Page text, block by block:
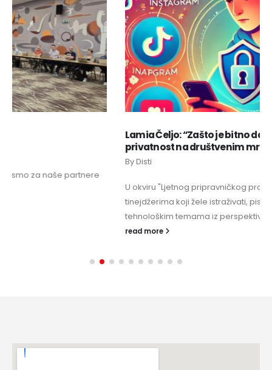
Lamia Čeljo: “Zašto je bitno da zašitite svoju
privatnost na društvenim mrežama?”
U okviru "Ljetnog pripravničkog programa namijenjenog
tinejdžerima koji žele istraživati, pisati i diskutovati o
tehnološkim temama iz perspektive mladih, donosimo...